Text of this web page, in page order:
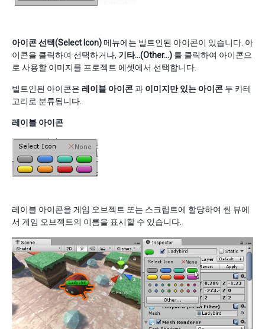
아이콘 선택(Select Icon)메뉴에는 빌트인된 아이콘이 있습니다. 아
이콘을 클릭하여 선택하거나, 기타…(Other…) 를 클릭하여 아이콘으
로 사용할 이미지를 프로젝트 에셋에서 선택합니다.
빌트인된 아이콘은 레이블 아이콘과 이미지만 있는 아이콘 두 카테
고리로 분류됩니다.
레이블 아이콘
레이블 아이콘을 게임 오브젝트 또는 스크립트에 할당하여 씬 뷰에
서 게임 오브젝트의 이름을 표시할 수 있습니다.